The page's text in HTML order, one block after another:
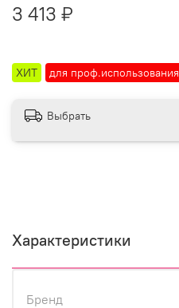
ХИТ для проф.использования
3 413 ₽
Выбрать
Характеристики
Бренд